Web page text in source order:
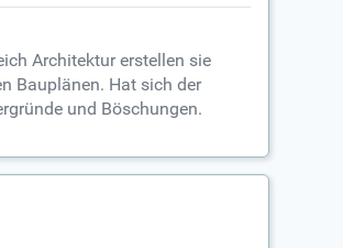
Architektur erstellen sie
Bauplänen. Hat sich der
und Böschungen.